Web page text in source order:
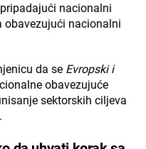
nacionalni
obavezujući nacionalni
da se Evropski i
obavezujuće
sektorskih ciljeva